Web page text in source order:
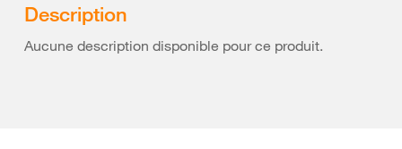
Description
Aucune description disponible pour ce produit.